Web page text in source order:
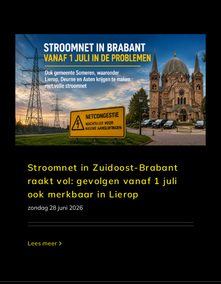
Stroomnet in Zuidoost-Brabant
raakt vol: gevolgen vanaf 1 juli
ook merkbaar in Lierop
zondag 28 juni 2026
Lees meer